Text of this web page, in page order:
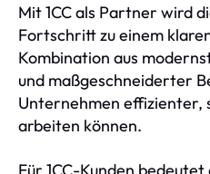
Mit 1CC als Partner wird
Fortschritt zu einem
Kombination aus
und maßgeschneiderter
Unternehmen effizienter,
arbeiten können.